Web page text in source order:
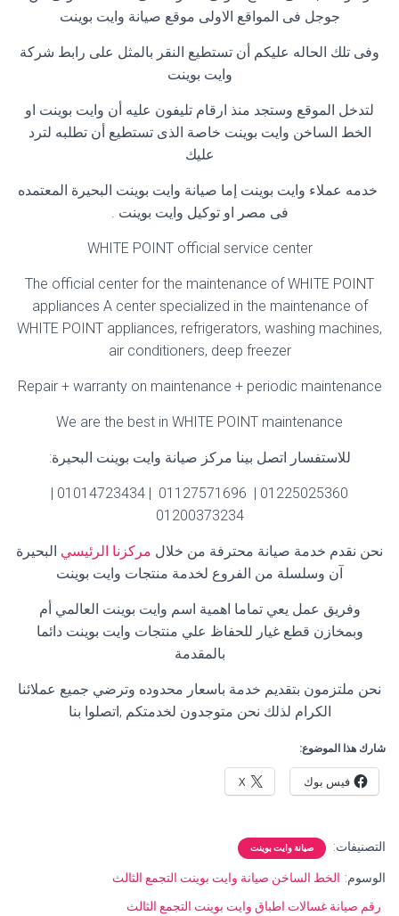
جوجل فى المواقع الاولى موقع صيانة وايت بوينت
وفى تلك الحاله عليكم أن تستطيع النقر بالمثل على رابط شركة
وايت بوينت
لتدخل الموقع وستجد منذ ارقام تليفون عليه أن وايت بوينت او
الخط الساخن وايت بوينت خاصة الذى تستطيع أن تطلبه لترد
عليك
خدمه عملاء وايت بوينت إما صيانة وايت بوينت البحيرة المعتمده
فى مصر او توكيل وايت بوينت .
WHITE POINT official service center
The official center for the maintenance of WHITE POINT
appliances A center specialized in the maintenance of
WHITE POINT appliances, refrigerators, washing machines,
air conditioners, deep freezer
Repair + warranty on maintenance + periodic maintenance
We are the best in WHITE POINT maintenance
للاستفسار اتصل بينا مركز صيانة وايت بوينت البحيرة:
01225025360 | 01127571696 | 01014723434 |
01200373234
نحن نقدم خدمة صيانة محترفة من خلال مركزنا الرئيسي البحيرة
آن وسلسلة من الفروع لخدمة منتجات وايت بوينت
وفريق عمل يعي تماما اهمية اسم وايت بوينت العالمي أم
وبمخازن قطع غيار للحفاظ علي منتجات وايت بوينت دائما
بالمقدمة
نحن ملتزمون بتقديم خدمة باسعار محدوده وترضي جميع عملائنا
الكرام لذلك نحن متوجدون لخدمتكم ,اتصلوا بنا
شارك هذا الموضوع:
فيس بوك X
التصنيفات: صيانة وايت بوينت
الوسوم: الخط الساخن صيانة وايت بوينت التجمع الثالث
رقم صيانة غسالات اطباق وايت بوينت التجمع الثالث